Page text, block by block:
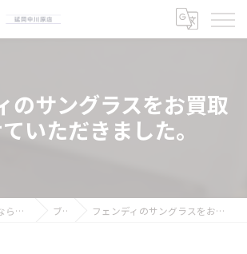
のサングラスをお買取
いただきました。
宮崎のお買取りなら買取大吉 延岡中川原店 ブログ フェンディのサングラスをお買取りさせていただきました。